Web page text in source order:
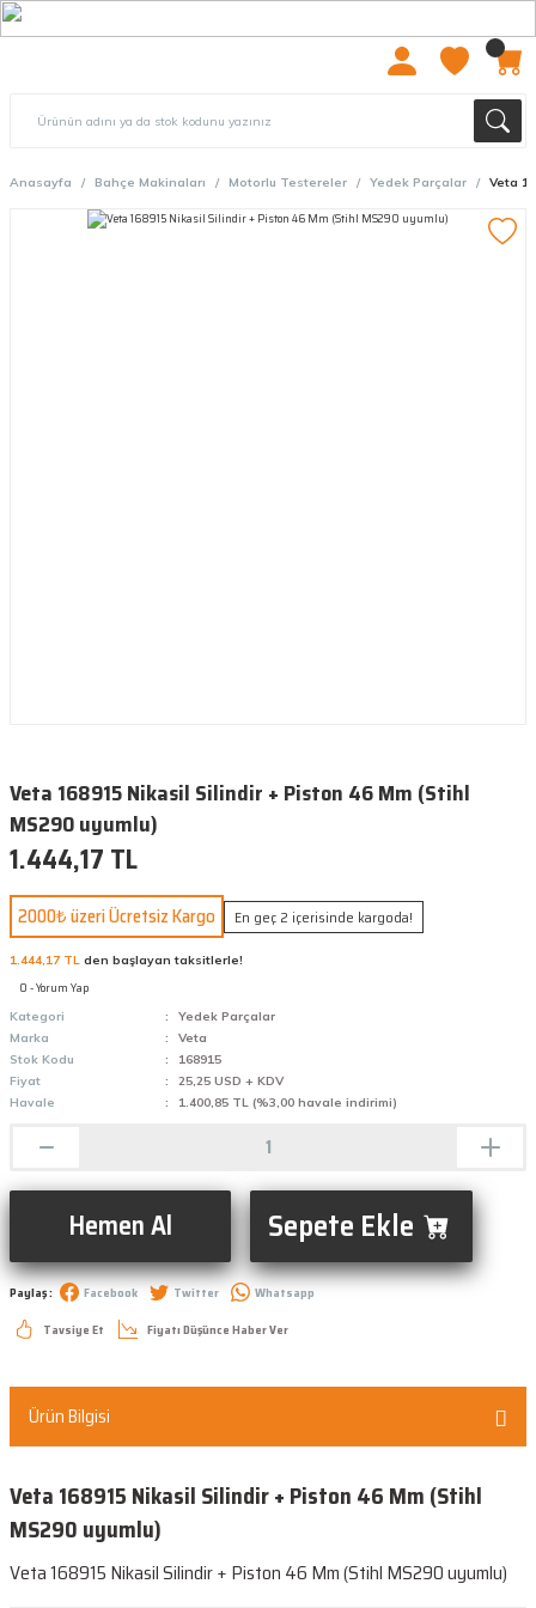
Anasayfa Bahçe Makinaları Motorlu Testereler Yedek Parçalar Veta
Veta 168915 Nikasil Silindir + Piston 46 Mm (Stihl
MS290 uyumlu)
1.444,17 TL
2000₺ üzeri Ücretsiz Kargo En geç 2 içerisinde kargoda!
1.444,17 TL den başlayan taksitlerle!
0 - Yorum Yap
Kategori
Yedek Parçalar
Marka
Veta
Stok Kodu
168915
Fiyat
25,25 USD + KDV
Havale
1.400,85 TL (%3,00 havale indirimi)
Hemen Al Sepete Ekle
Paylaş : Facebook Twitter
Whatsapp
Tavsiye Et
Fiyatı Düşünce Haber Ver
Ürün Bilgisi
Veta 168915 Nikasil Silindir + Piston 46 Mm (Stihl
MS290 uyumlu)
Veta 168915 Nikasil Silindir + Piston 46 Mm (Stihl MS290 uyumlu)